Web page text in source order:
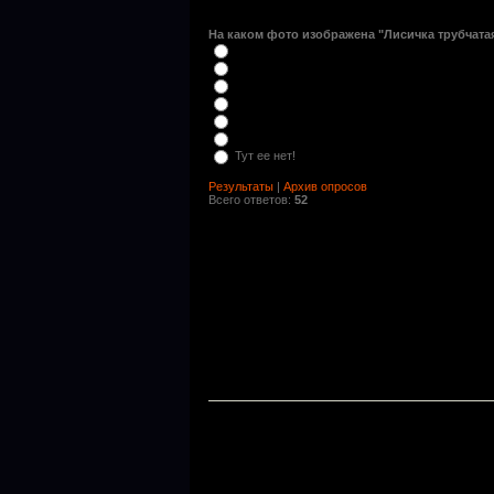
На каком фото изображена "Лисичка
Тут ее нет!
Результаты | Архив опросов
Всего ответов: 52